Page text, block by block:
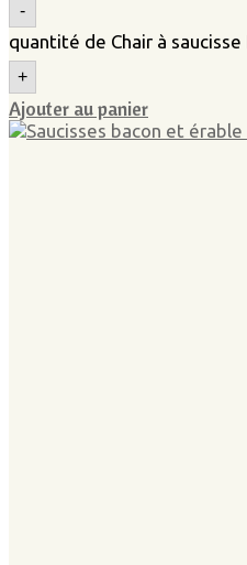
-
quantité de Chair à
+
Ajouter au panier